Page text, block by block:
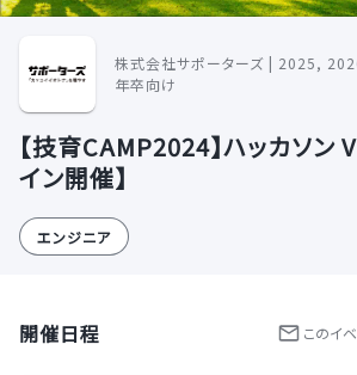
株式会社サポーターズ | 2025,
年卒向け
【技育CAMP2024】ハッカソン
イン開催】
エンジニア
開催日程 このイ